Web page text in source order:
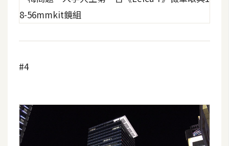
#4